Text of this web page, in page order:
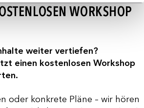
WORKSHOP
weiter vertiefen?
einen kostenlosen Workshop
oder konkrete Pläne – wir hören